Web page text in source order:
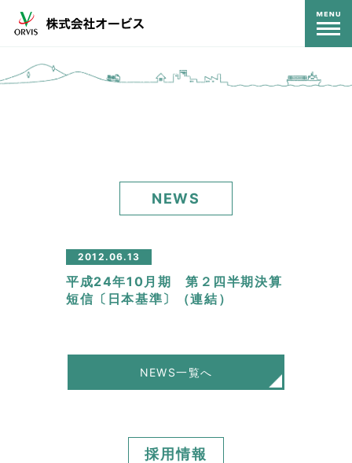
NEWS
2012.06.13
平成24年10月期 第２四半期決算
短信〔日本基準〕（連結）
NEWS一覧へ
採用情報